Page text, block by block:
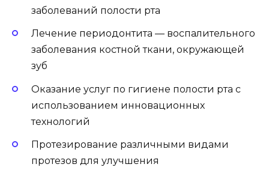
заболеваний полости рта
Лечение периодонтита — воспалительного
заболевания костной ткани, окружающей
зуб
Оказание услуг по гигиене полости рта с
использованием инновационных
технологий
Протезирование различными видами
протезов для улучшения